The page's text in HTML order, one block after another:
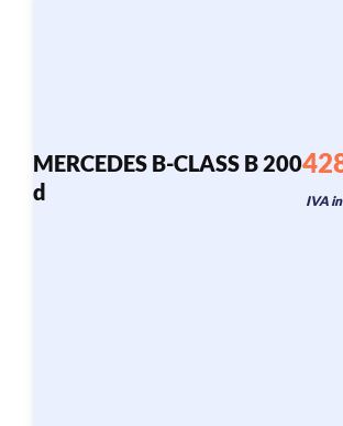
MERCEDES B-CLASS B 200
d
IVA